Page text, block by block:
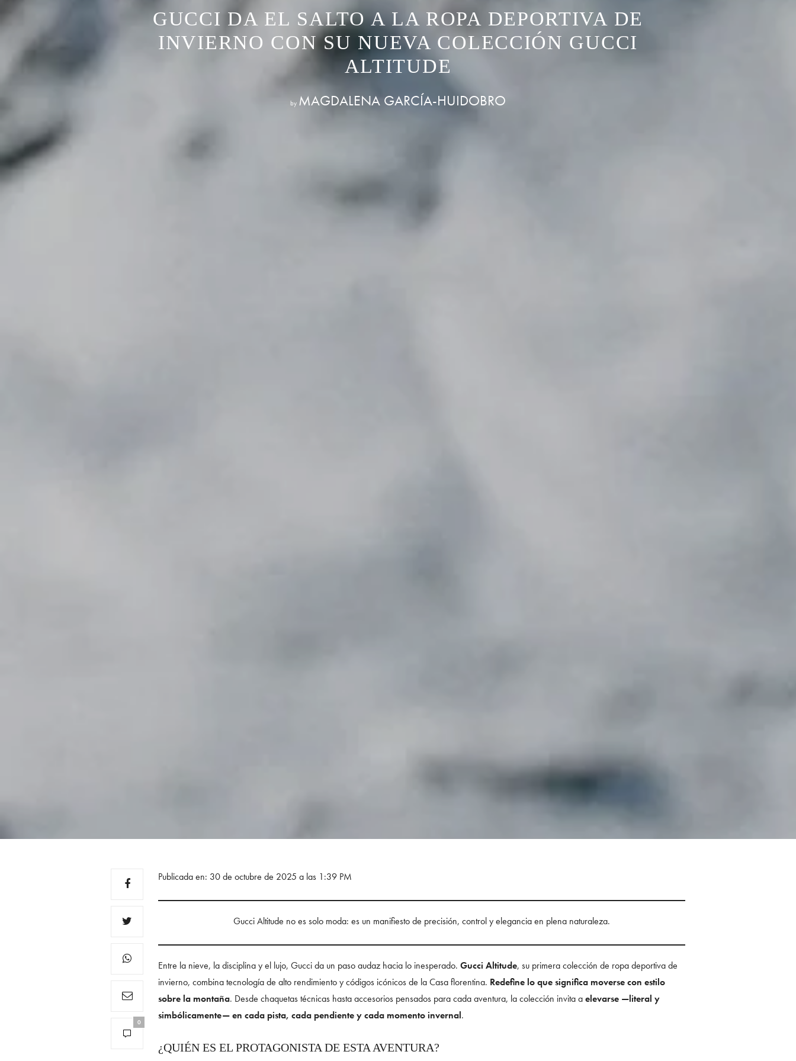
GUCCI DA EL SALTO A LA ROPA DEPORTIVA DE
INVIERNO CON SU NUEVA COLECCIÓN GUCCI
ALTITUDE
by MAGDALENA GARCÍA-HUIDOBRO
0
Publicada en: 30 de octubre de 2025 a las 1:39 PM
Gucci Altitude no es solo moda: es un manifiesto de precisión, control y elegancia en plena naturaleza.
Entre la nieve, la disciplina y el lujo, Gucci da un paso audaz hacia lo inesperado. Gucci Altitude, su primera colección de ropa deportiva de
invierno, combina tecnología de alto rendimiento y códigos icónicos de la Casa florentina. Redefine lo que significa moverse con estilo
sobre la montaña. Desde chaquetas técnicas hasta accesorios pensados para cada aventura, la colección invita aelevarse —literal y
simbólicamente— en cada pista, cada pendiente y cada momento invernal.
¿QUIÉN ES EL PROTAGONISTA DE ESTA AVENTURA?